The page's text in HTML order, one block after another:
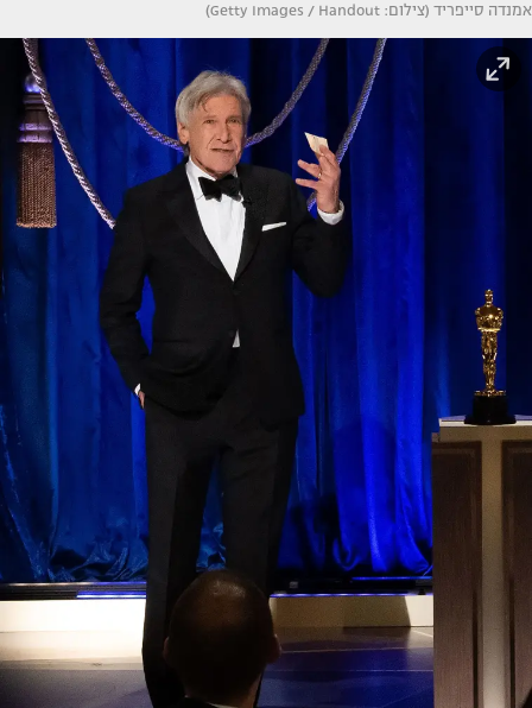
אמנדה סייפריד (צילום: Getty Images / Handout)